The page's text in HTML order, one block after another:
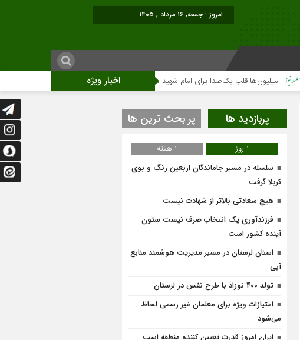
امروز : جمعه, ۱۶ مرداد , ۱۴۰۵
اخبار ویژه میلیون‌ها قلب یک‌صدا برای امام شهید می‌تپد نمایشگاه آثار هنری ویژه ارتحال امام
پربازدید ها پر بحث ترین ها
1 روز
1 هفته
سلسله در مسیر جاماندگان اربعین رنگ و بوی
کربلا گرفت
هیچ سعادتی بالاتر از شهادت نیست
فرزندآوری یک انتخاب صرف نیست ستون
آینده کشور است
استان لرستان در مسیر مدیریت هوشمند منابع
آبی
تولد ۴۰۰ نوزاد با طرح نفس در لرستان
امتیازات ویژه برای معلمان غیر رسمی لحاظ
می‌شود
ایران امروز قدرت تعیین کننده منطقه است